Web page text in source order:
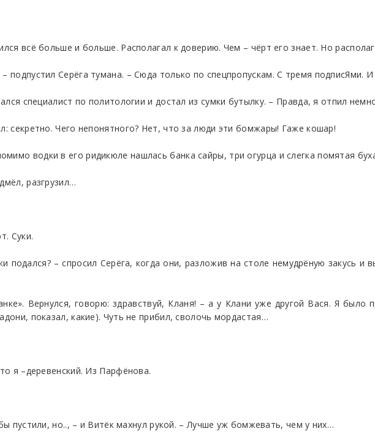
всё больше и больше. Располагал к доверию. Чем – чёрт его знает. Но
подпустил Серёга тумана. – Сюда только по спецпропускам. С тремя подписЯми.
специалист по политологии и достал из сумки бутылку. – Правда, я отпил
секретно. Чего непонятного? Нет, что за люди эти бомжары! Гаже кошар!
водки в его ридикюле нашлась банка сайры, три огурца и слегка помятая
разгрузил…
Суки.
– спросил Серёга, когда они, разложив на столе немудрёную закусь и
Вернулся, говорю: здравствуй, Кланя! – а у Клани уже другой Вася. Я было
показал, какие). Чуть не прибил, сволочь мордастая…
я –деревенский. Из Парфёнова.
пустили, но.., – и Витёк махнул рукой. – Лучше уж бомжевать, чем у них…